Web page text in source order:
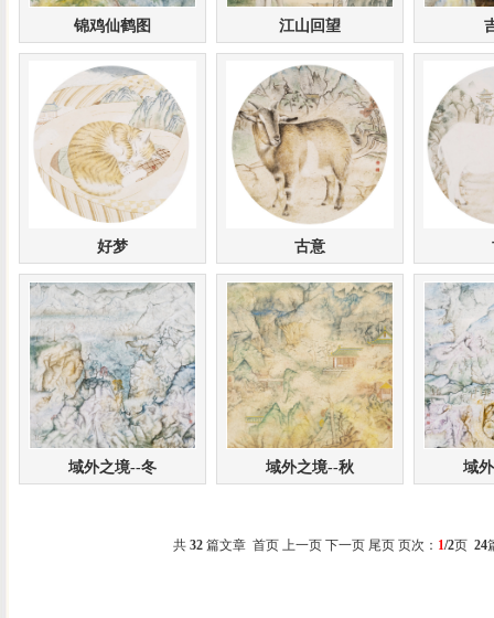
锦鸡仙鹤图 江山回望
好梦 古意
域外之境--冬 域外之境--秋 域
共32 篇文章 首页 上一页下一页 尾页 页次： 1/2页24